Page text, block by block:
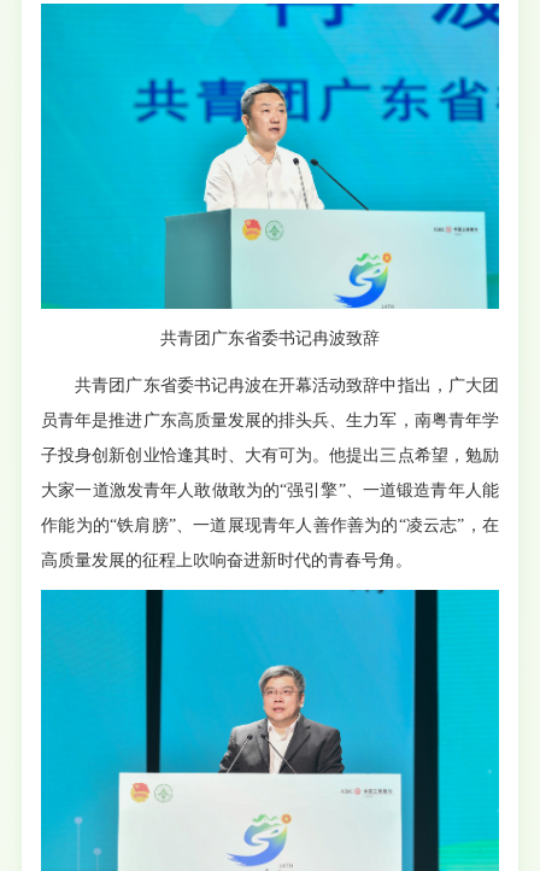
共青团广东省委书记冉波致辞
共青团广东省委书记冉波在开幕活动致辞中指出，广大团
员青年是推进广东高质量发展的排头兵、生力军，南粤青年学
子投身创新创业恰逢其时、大有可为。他提出三点希望，勉励
大家一道激发青年人敢做敢为的“强引擎”、一道锻造青年人能
作能为的“铁肩膀”、一道展现青年人善作善为的“凌云志”，在
高质量发展的征程上吹响奋进新时代的青春号角。